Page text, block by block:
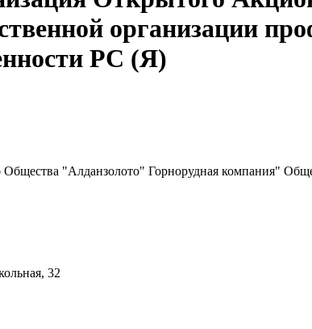
организации
РС (Я)
"Алданзолото" Горнорудная компания"
32